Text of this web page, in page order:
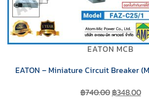
EATON MCB
EATON – Miniature Circuit Breaker
฿740.00 Original
฿348.00